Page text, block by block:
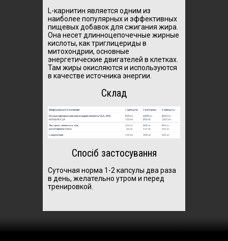
L-карнитин является одним из
наиболее популярных и эффективных
пищевых добавок для сжигания жира.
Она несет длинноцепочечные жирные
кислоты, как триглицериды в
митохондрии, основные
энергетические двигателей в клетках.
Там жиры окисляются и используются
в качестве источника энергии.
Склад
Спосіб застосування
Суточная норма 1-2 капсулы два раза
в день, желательно утром и перед
тренировкой.